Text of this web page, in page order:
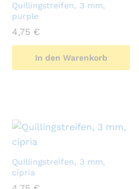
Quillingstreifen, 3 mm,
purple
4,75 €
In den Warenkorb
Quillingstreifen, 3 mm,
cipria